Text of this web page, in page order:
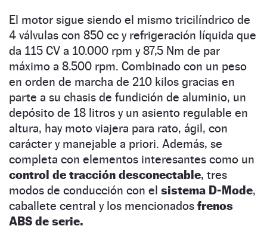
El motor sigue siendo el mismo tricilíndrico de
4 válvulas con 850 cc y refrigeración líquida que
da 115 CV a 10.000 rpm y 87,5 Nm de par
máximo a 8.500 rpm. Combinado con un peso
en orden de marcha de 210 kilos gracias en
parte a su chasis de fundición de aluminio, un
depósito de 18 litros y un asiento regulable en
altura, hay moto viajera para rato, ágil, con
carácter y manejable a priori. Además, se
completa con elementos interesantes como un
control de tracción desconectable, tres
modos de conducción con el sistema D-Mode,
caballete central y los mencionados frenos
ABS de serie.